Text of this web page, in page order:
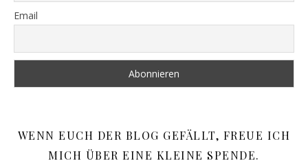
Email
WENN EUCH DER BLOG GEFÄLLT, FREUE ICH
MICH ÜBER EINE KLEINE SPENDE.